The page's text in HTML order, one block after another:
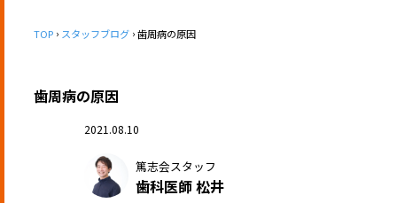
TOP スタッフブログ 歯周病の原因
歯周病の原因
2021.08.10
篤志会スタッフ
歯科医師 松井